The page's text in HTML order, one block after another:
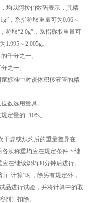
均以阿拉伯数码表示，其精
，系指称取重量可为0.06～
称取“2.0g”，系指称取重量可
1.995～2.005g。
千分之一。
之一。
标准中对该体积移液管的精
数选用量具。
定量的±10%。
干燥或炽灼后的重量差异在
各次称重均应在规定条件下继
在继续炽灼30分钟后进行。
）计算”时，除另有规定外，
品进行试验，并将计算中的取
剂）扣除。